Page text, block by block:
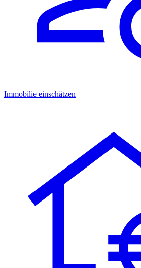
Immobilie einschätzen